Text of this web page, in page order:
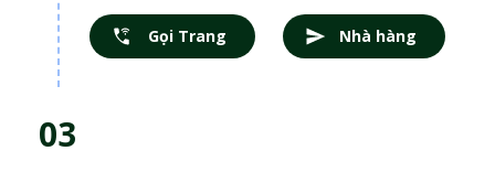
03
Nhà hàng
Gọi Trang